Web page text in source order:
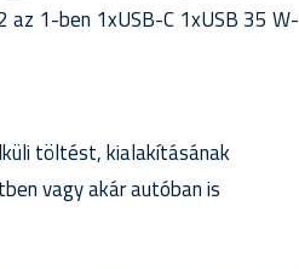
1-ben 1xUSB-C 1xUSB 35 W-
töltést, kialakításának
vagy akár autóban is